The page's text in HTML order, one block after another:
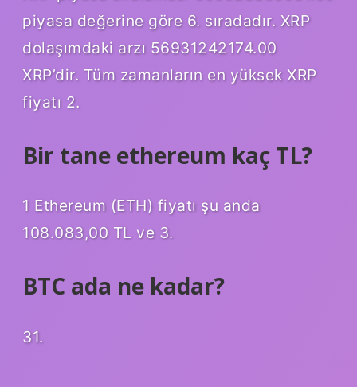
piyasa değerine göre 6. sıradadır. XRP
dolaşımdaki arzı 56931242174.00
XRP’dir. Tüm zamanların en yüksek XRP
fiyatı 2.
Bir tane ethereum kaç TL?
1 Ethereum (ETH) fiyatı şu anda
108.083,00 TL ve 3.
BTC ada ne kadar?
31.